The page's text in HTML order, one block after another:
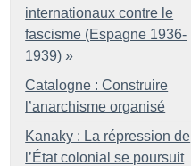
internationaux contre le
fascisme (Espagne 1936-
1939) »
Catalogne : Construire
l’anarchisme organisé
Kanaky : La répression de
l’État colonial se poursuit